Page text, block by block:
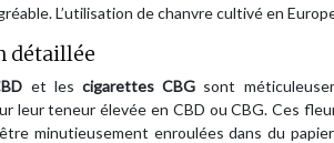
L’utilisation de chanvre cultivé en
détaillée
et les cigarettes CBG sont
leur teneur élevée en CBD ou CBG. Ces
minutieusement enroulées dans du